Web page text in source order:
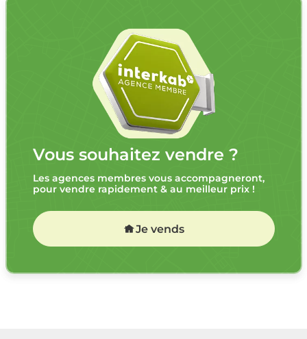
Vous souhaitez vendre ?
Les agences membres vous accompagneront,
pour vendre rapidement & au meilleur prix !
Je vends